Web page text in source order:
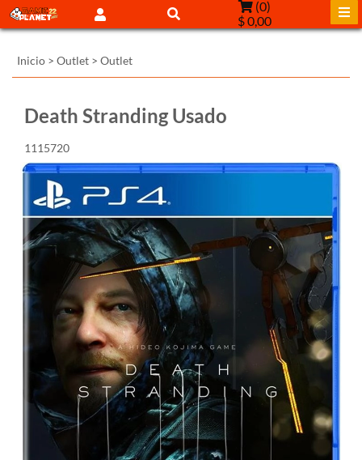
(0)
$ 0,00
Inicio > Outlet > Outlet
Death Stranding Usado
1115720